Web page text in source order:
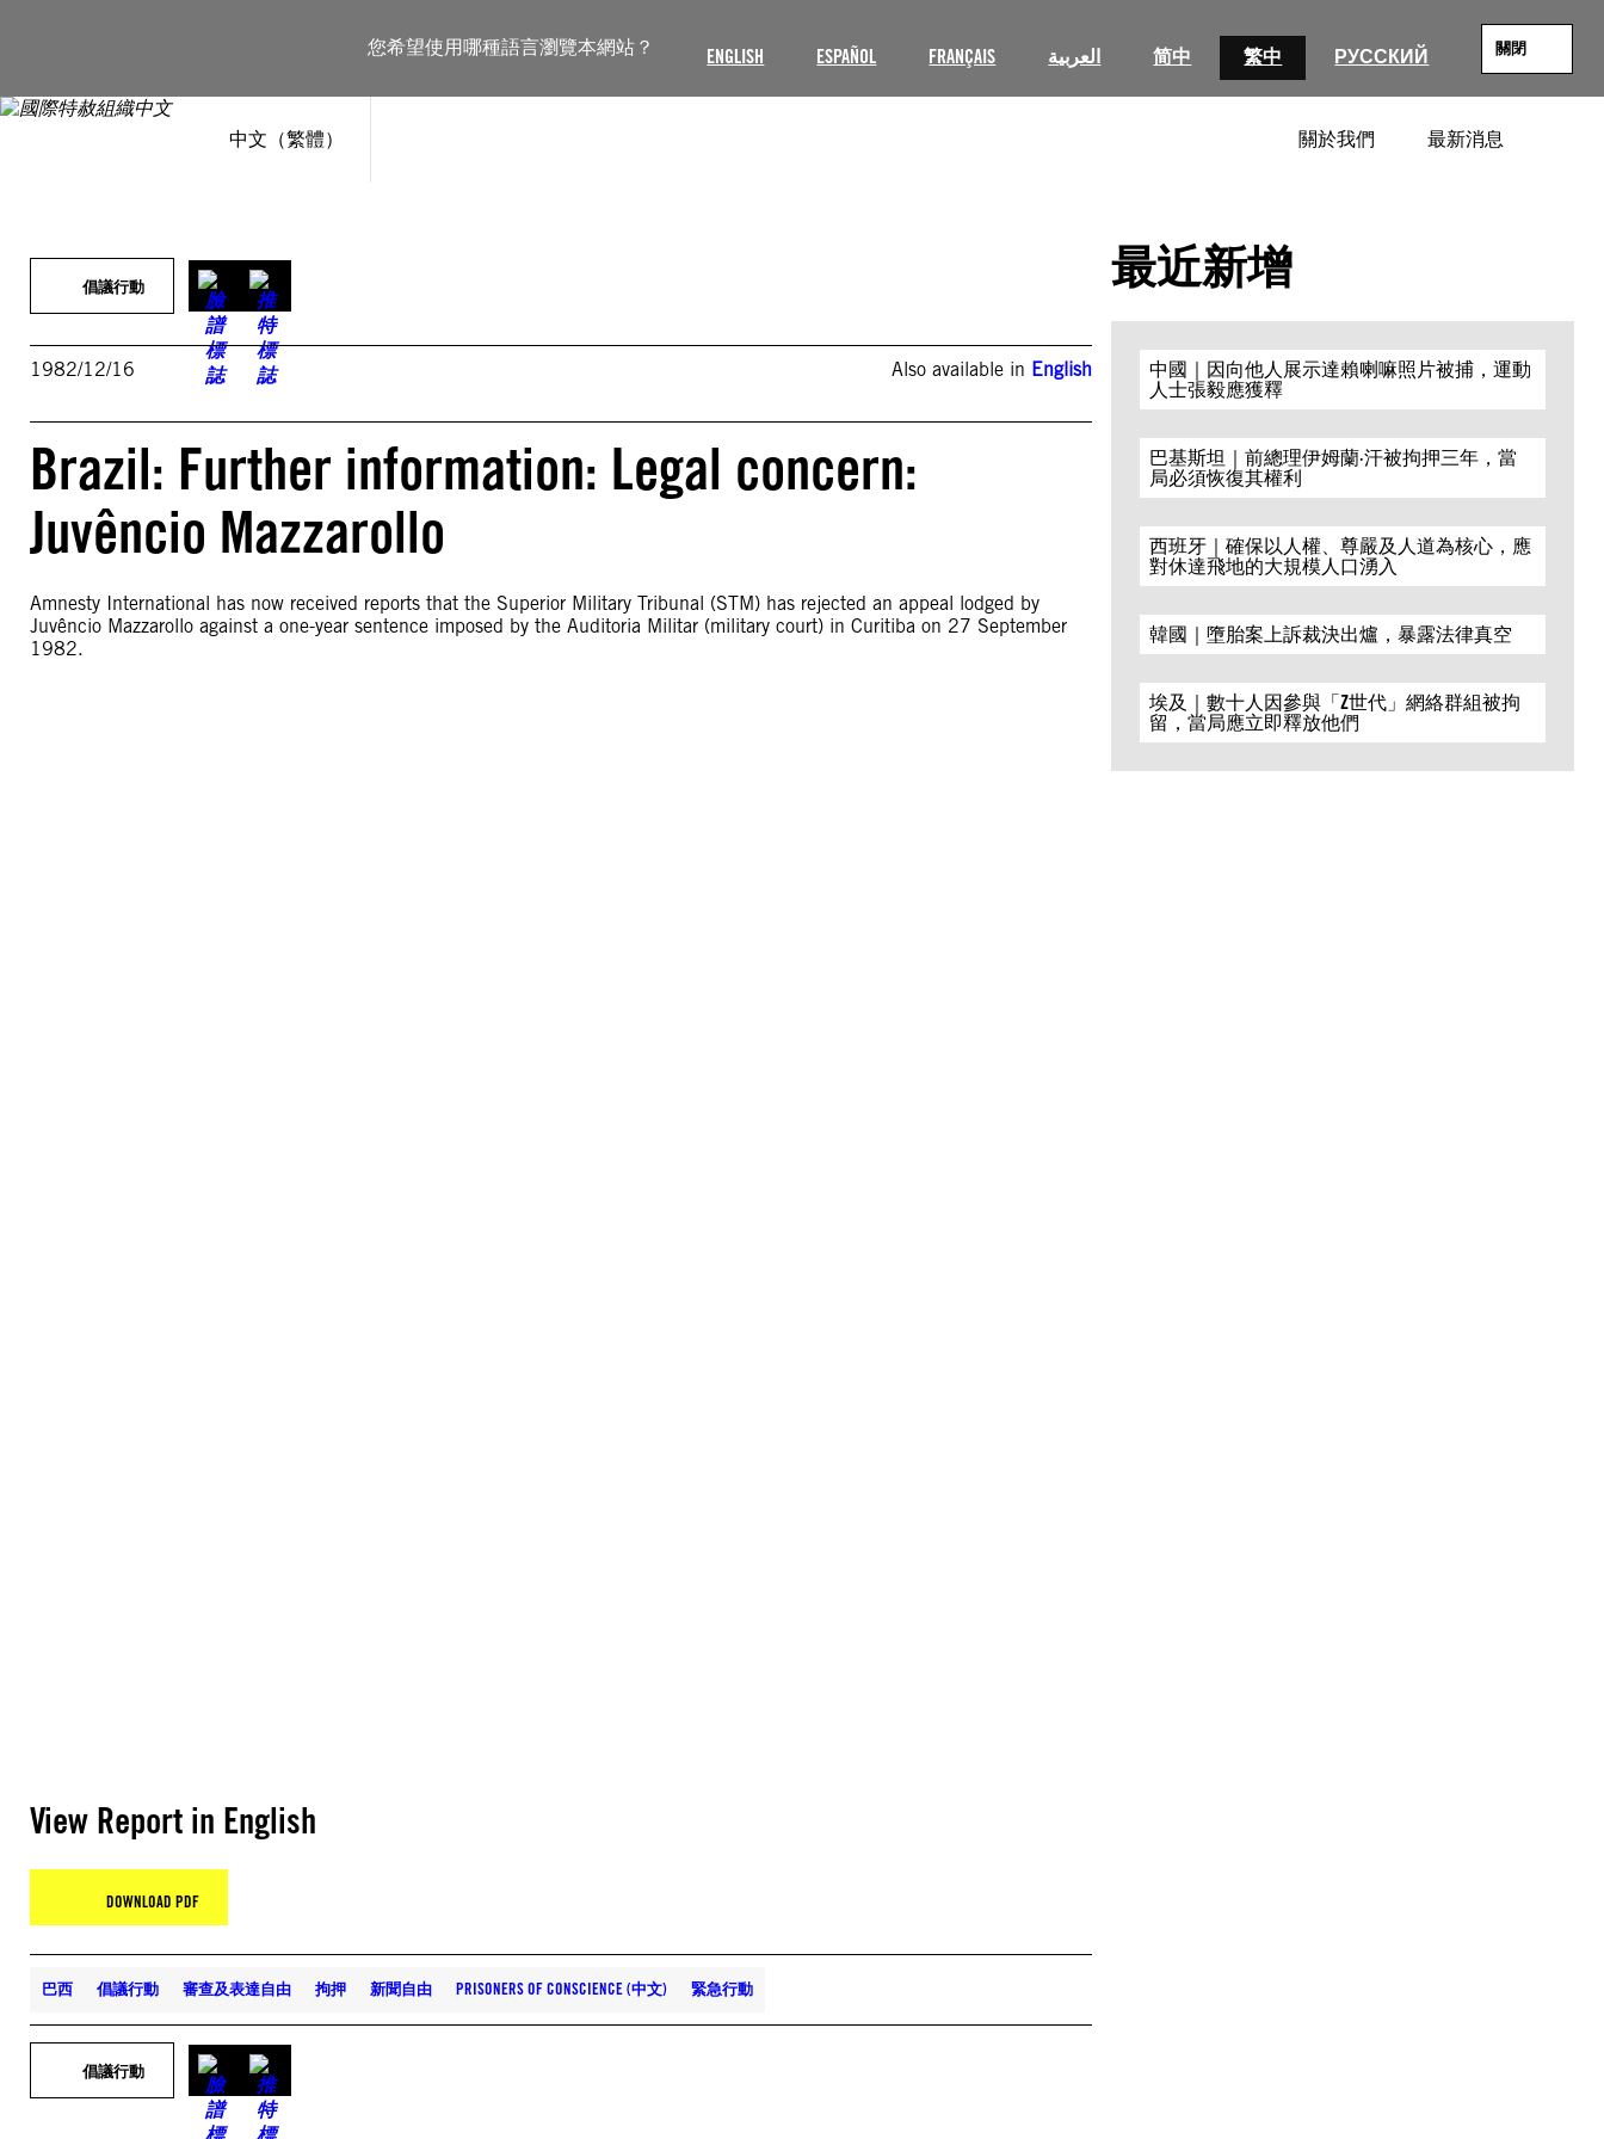
您希望使用哪種語言瀏覽本網站？ ENGLISH ESPAÑOL FRANÇAIS العربية 简中 繁中 РУССКИЙ 關閉
中文（繁體） 關於我們 最新消息
內
倡議行動
1982/12/16 Also available in English
Brazil: Further information: Legal concern:
Juvêncio Mazzarollo
Amnesty International has now received reports that the Superior Military Tribunal (STM) has rejected an appeal lodged by
Juvêncio Mazzarollo against a one-year sentence imposed by the Auditoria Militar (military court) in Curitiba on 27 September
1982.
View Report in English
DOWNLOAD PDF
巴西 倡議行動 審查及表達自由 拘押 新聞自由 PRISONERS OF CONSCIENCE (中文) 緊急行動
倡議行動
最近新增
中國｜因向他人展示達賴喇嘛照片被捕，運動
人士張毅應獲釋
巴基斯坦｜前總理伊姆蘭·汗被拘押三年，當
局必須恢復其權利
西班牙｜確保以人權、尊嚴及人道為核心，應
對休達飛地的大規模人口湧入
韓國｜墮胎案上訴裁決出爐，暴露法律真空
埃及｜數十人因參與「Z世代」網絡群組被拘
留，當局應立即釋放他們